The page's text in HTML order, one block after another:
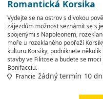
Romantická Korsika
Vydejte se na ostrov s divokou
zájezdům možnost seznámit se s
spojenými s Napoleonem,
moře u rozeklaného pobřeží
kulturu Korsiky, podniknete
stavby ve Filitose a budete se
Bonifacciu.
Francie žádný termín 10